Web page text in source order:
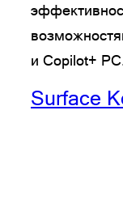
и Copilot+
Surface